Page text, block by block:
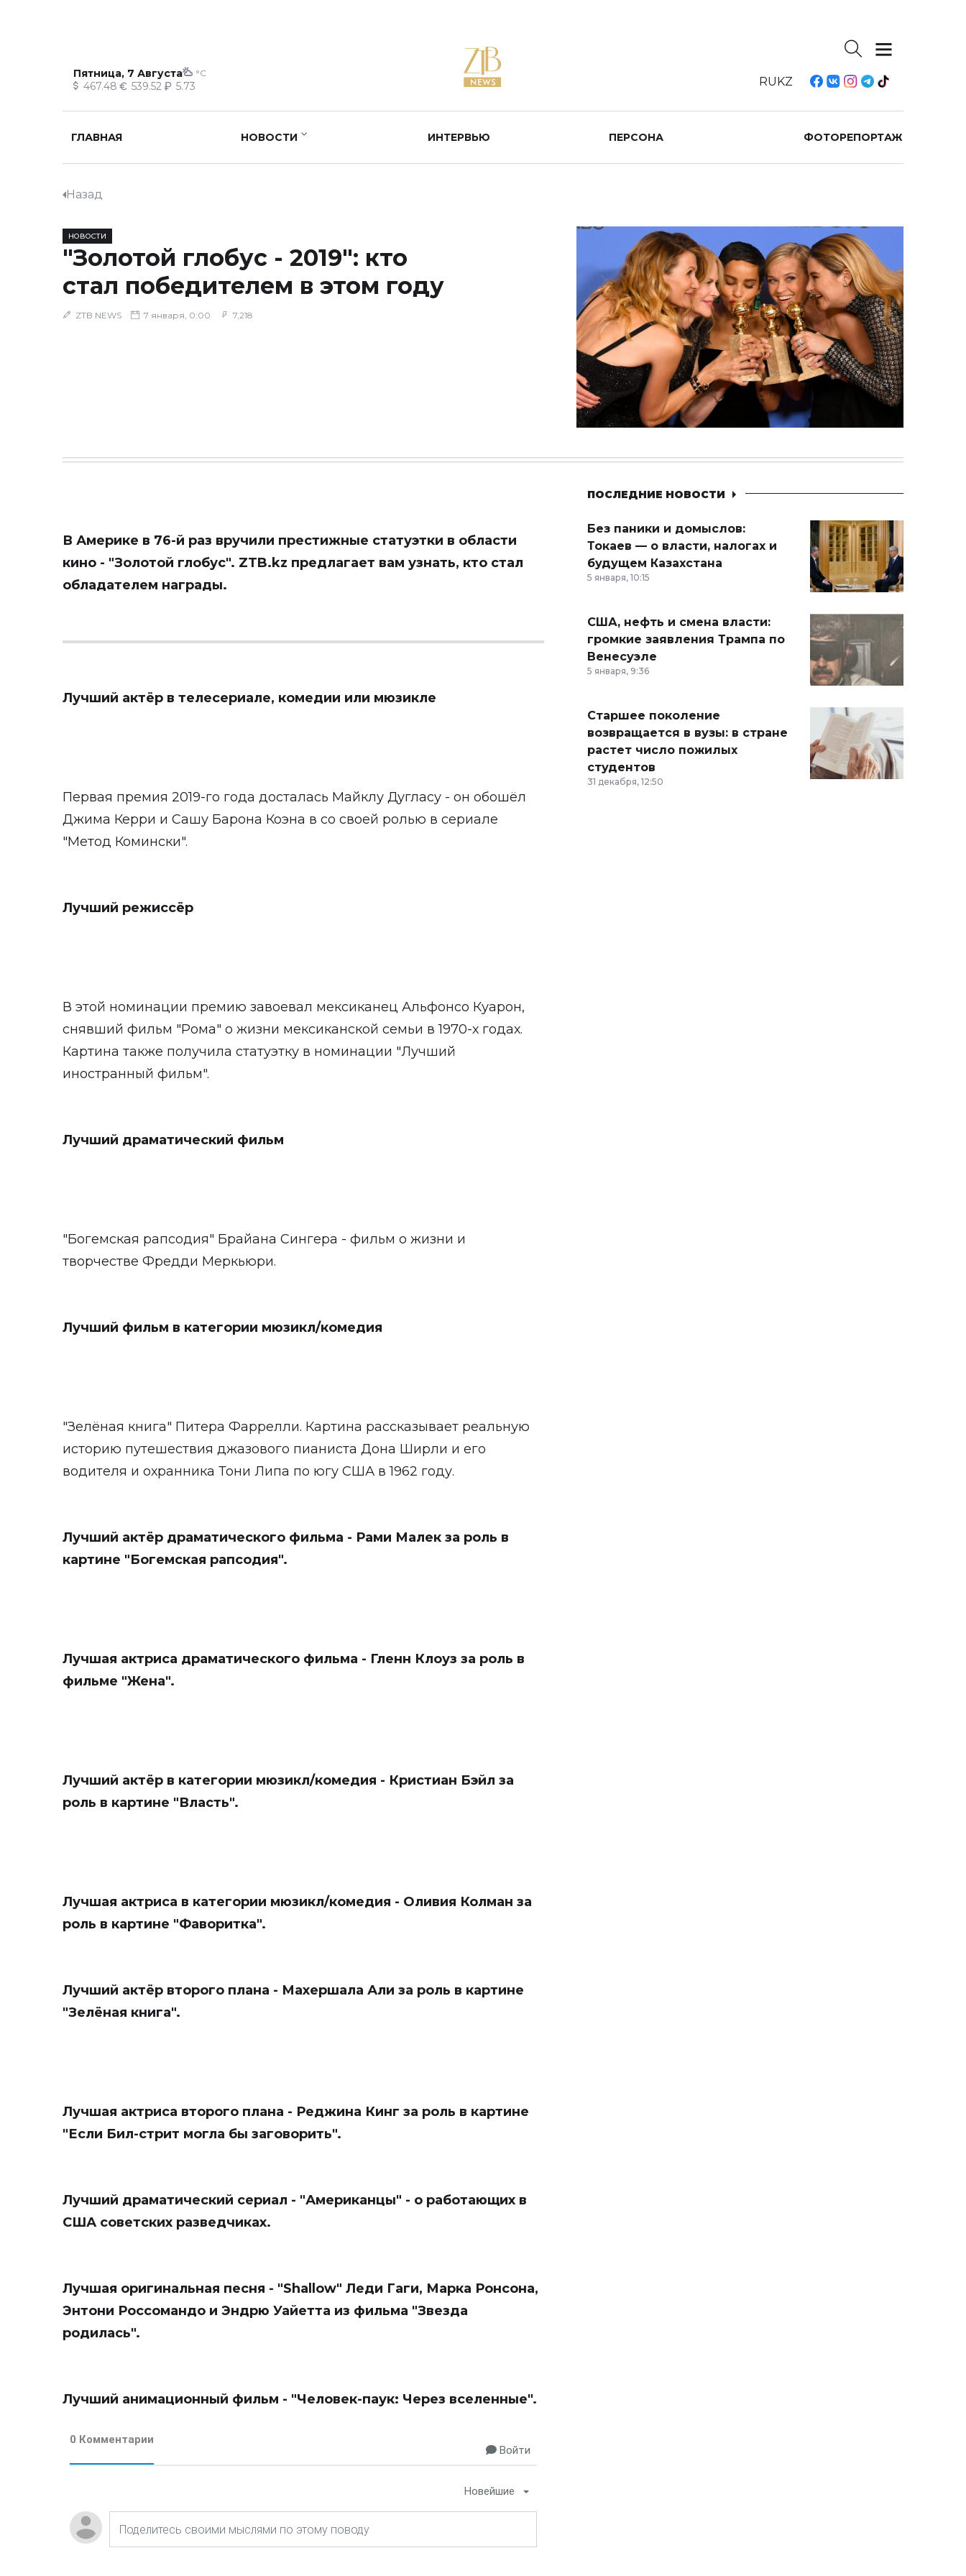
Пятница, 7 Августа °C
467.48 539.52 5.73 RUKZ
ГЛАВНАЯ НОВОСТИ ИНТЕРВЬЮ ПЕРСОНА ФОТОРЕПОРТАЖ
Назад
НОВОСТИ
"Золотой глобус - 2019": кто
стал победителем в этом году
ZTB NEWS 7 января, 0:00 7,218
В Америке в 76-й раз вручили престижные статуэтки в области
кино - "Золотой глобус". ZTB.kz предлагает вам узнать, кто стал
обладателем награды.
Лучший актёр в телесериале, комедии или мюзикле
Первая премия 2019-го года досталась Майклу Дугласу - он обошёл
Джима Керри и Сашу Барона Коэна в со своей ролью в сериале
"Метод Комински".
Лучший режиссёр
В этой номинации премию завоевал мексиканец Альфонсо Куарон,
снявший фильм "Рома" о жизни мексиканской семьи в 1970-х годах.
Картина также получила статуэтку в номинации "Лучший
иностранный фильм".
Лучший драматический фильм
"Богемская рапсодия" Брайана Сингера - фильм о жизни и
творчестве Фредди Меркьюри.
Лучший фильм в категории мюзикл/комедия
"Зелёная книга" Питера Фаррелли. Картина рассказывает реальную
историю путешествия джазового пианиста Дона Ширли и его
водителя и охранника Тони Липа по югу США в 1962 году.
Лучший актёр драматического фильма - Рами Малек за роль в
картине "Богемская рапсодия".
Лучшая актриса драматического фильма - Гленн Клоуз за роль в
фильме "Жена".
Лучший актёр в категории мюзикл/комедия - Кристиан Бэйл за
роль в картине "Власть".
Лучшая актриса в категории мюзикл/комедия - Оливия Колман за
роль в картине "Фаворитка".
Лучший актёр второго плана - Махершала Али за роль в картине
"Зелёная книга".
Лучшая актриса второго плана - Реджина Кинг за роль в картине
"Если Бил-стрит могла бы заговорить".
Лучший драматический сериал - "Американцы" - о работающих в
США советских разведчиках.
Лучшая оригинальная песня - "Shallow" Леди Гаги, Марка Ронсона,
Энтони Россомандо и Эндрю Уайетта из фильма "Звезда
родилась".
Лучший анимационный фильм - "Человек-паук: Через вселенные".
0 Комментарии
Войти
Новейшие
ПОСЛЕДНИЕ НОВОСТИ
Без паники и домыслов:
Токаев — о власти, налогах и
будущем Казахстана
5 января, 10:15
США, нефть и смена власти:
громкие заявления Трампа по
Венесуэле
5 января, 9:36
Старшее поколение
возвращается в вузы: в стране
растет число пожилых
студентов
31 декабря, 12:50